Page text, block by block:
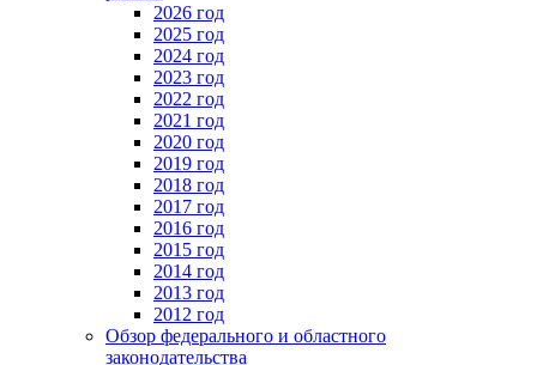
2026 год
2025 год
2024 год
2023 год
2022 год
2021 год
2020 год
2019 год
2018 год
2017 год
2016 год
2015 год
2014 год
2013 год
2012 год
Обзор федерального и областного
законодательства